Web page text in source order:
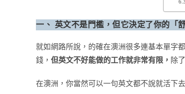
一、 英文不是門檻，但它決定了你的「
就如網路所說，的確在澳洲很多連基本單字
錢， 但英文不好能做的工作就非常有限， 除
在澳洲，你當然可以一句英文都不說就活下